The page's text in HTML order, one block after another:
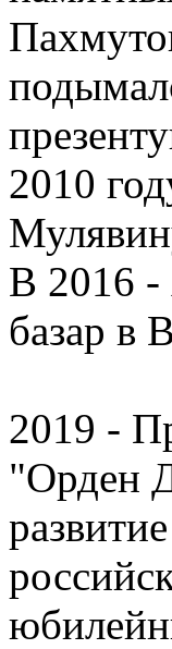
2010
В 2016 -
базар в
2019 -
"Орден